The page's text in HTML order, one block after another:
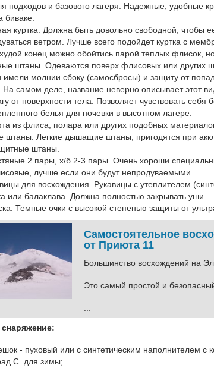
подходов и базового лагеря. Надежные, удобные
биваке.
куртка. Должна быть довольно свободной,
ветром. Лучше всего подойдет куртка с
конец можно обойтись парой теплых флисок,
штаны. Одеваются поверх флисовых или других
молнии сбоку (самосбросы) и защиту от
самом деле, название неверно описывает этот
от поверхности тела. Позволяет чувствовать
белья для ночевки в высотном лагере.
из флиса, полара или других подобных
штаны. Легкие дышащие штаны, пригодятся при
штаны.
2 пары, х/б 2-3 пары. Очень хороши
лучше если они будут непродуваемыми.
для восхождения. Рукавицы с утеплителем
или балаклава. Должна полностью закрывать уши.
Темные очки с высокой степенью защиты от
Самостоятельное
от Приюта 11
Большинство восхождений на
Это самый простой и
снаряжение:
- пуховый или с синтетическим наполнителем
для зимы;